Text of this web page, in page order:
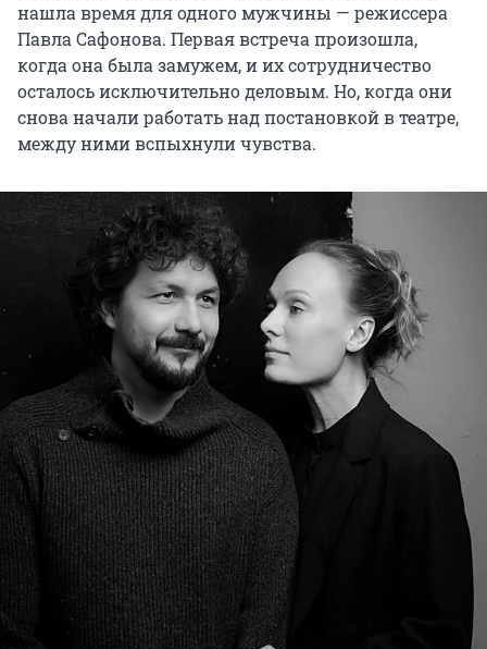
нашла время для одного мужчины — режиссера
Павла Сафонова. Первая встреча произошла,
когда она была замужем, и их сотрудничество
осталось исключительно деловым. Но, когда они
снова начали работать над постановкой в театре,
между ними вспыхнули чувства.